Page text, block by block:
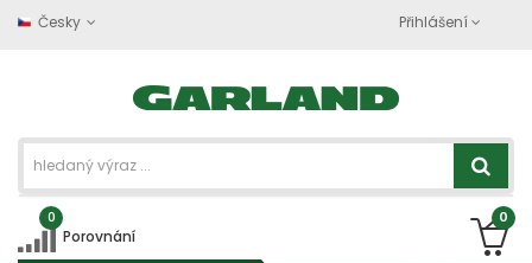
Česky Přihlášení
0
Porovnání
0